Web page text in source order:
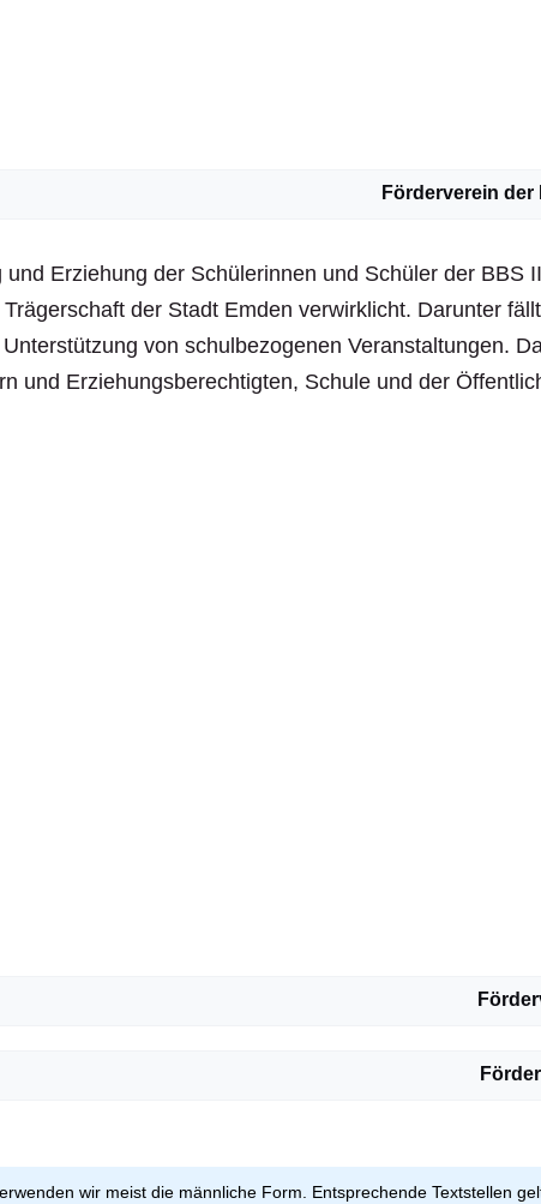
Förderverein
Erziehung der Schülerinnen und Schüler der BBS
der Stadt Emden verwirklicht. Darunter
von schulbezogenen Veranstaltungen.
und Erziehungsberechtigten, Schule und der
wir meist die männliche Form. Entsprechende Textstellen